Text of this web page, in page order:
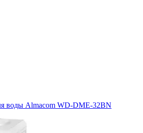
воды Almacom WD-DME-32BN